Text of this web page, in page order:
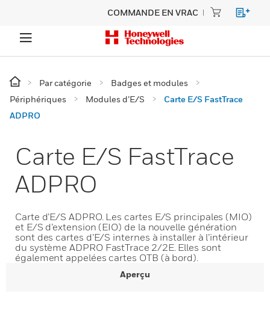
COMMANDE EN VRAC
Par catégorie
Badges et modules
Périphériques
Modules d’E/S
Carte E/S FastTrace
ADPRO
Carte E/S FastTrace
ADPRO
Carte d’E/S ADPRO. Les cartes E/S principales (MIO)
et E/S d’extension (EIO) de la nouvelle génération
sont des cartes d’E/S internes à installer à l’intérieur
du système ADPRO FastTrace 2/2E. Elles sont
également appelées cartes OTB (à bord).
Aperçu